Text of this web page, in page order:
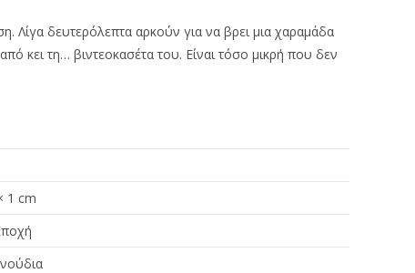
Λίγα δευτερόλεπτα αρκούν για να βρει μια χαραμάδα
κει τη… βιντεοκασέτα του. Είναι τόσο μικρή που δεν
1 cm